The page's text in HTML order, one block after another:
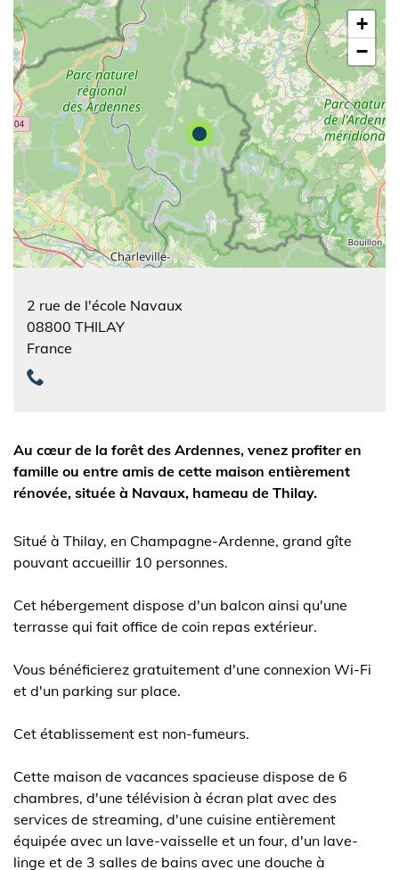
+
−
2 rue de l'école Navaux
08800 THILAY
France
Au cœur de la forêt des Ardennes, venez profiter en
famille ou entre amis de cette maison entièrement
rénovée, située à Navaux, hameau de Thilay.
Situé à Thilay, en Champagne-Ardenne, grand gîte
pouvant accueillir 10 personnes.
Cet hébergement dispose d'un balcon ainsi qu'une
terrasse qui fait office de coin repas extérieur.
Vous bénéficierez gratuitement d'une connexion Wi-Fi
et d'un parking sur place.
Cet établissement est non-fumeurs.
Cette maison de vacances spacieuse dispose de 6
chambres, d'une télévision à écran plat avec des
services de streaming, d'une cuisine entièrement
équipée avec un lave-vaisselle et un four, d'un lave-
linge et de 3 salles de bains avec une douche à